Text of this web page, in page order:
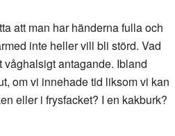
att man har händerna fulla och
inte heller vill bli störd. Vad
våghalsigt antagande. Ibland
om vi innehade tid liksom vi kan
eller i frysfacket? I en kakburk?